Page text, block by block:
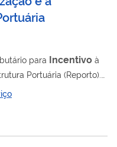
para Incentivo à
Portuária (Reporto).
reduz os custos de
a suspensão de
de bens